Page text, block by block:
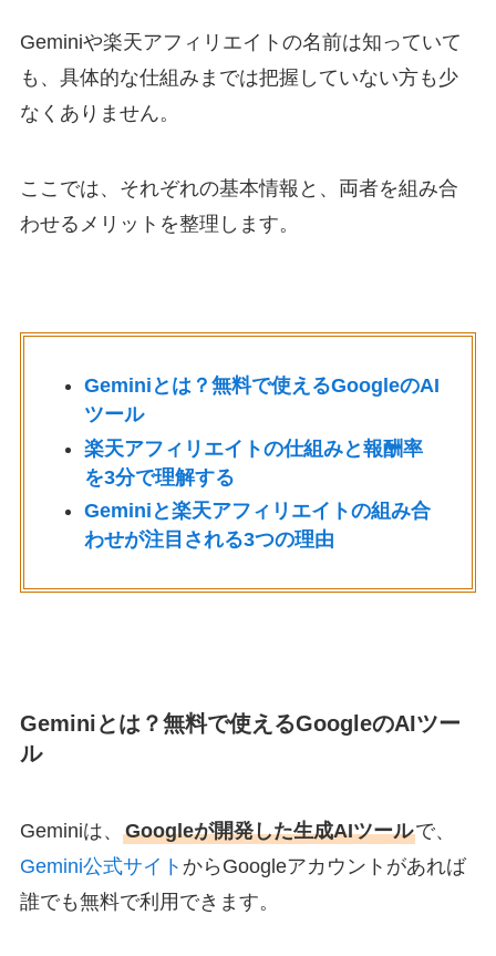
Geminiや楽天アフィリエイトの名前は知っていて
も、具体的な仕組みまでは把握していない方も少
なくありません。
ここでは、それぞれの基本情報と、両者を組み合
わせるメリットを整理します。
Geminiとは？無料で使えるGoogleのAI
ツール
楽天アフィリエイトの仕組みと報酬率
を3分で理解する
Geminiと楽天アフィリエイトの組み合
わせが注目される3つの理由
Geminiとは？無料で使えるGoogleのAIツー
ル
Geminiは、 Googleが開発した生成AIツールで、
Gemini公式サイト からGoogleアカウントがあれば
誰でも無料で利用できます。